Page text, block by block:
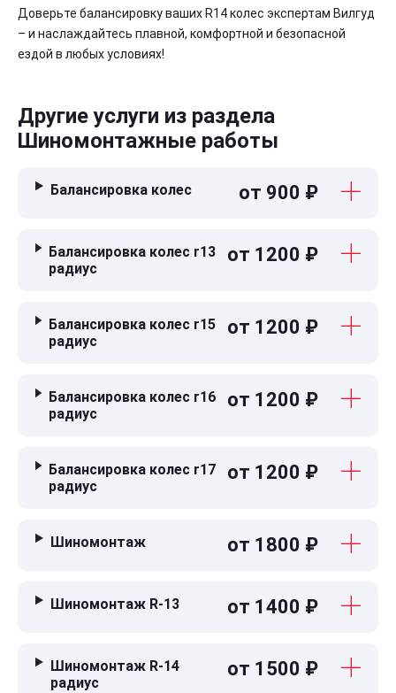
Доверьте балансировку ваших R14 колес экспертам Вилгуд
– и наслаждайтесь плавной, комфортной и безопасной
ездой в любых условиях!
Другие услуги из раздела
Шиномонтажные работы
Балансировка колес от 900 ₽
Балансировка колес r13
радиус
от 1200 ₽
Балансировка колес r15
радиус
от 1200 ₽
Балансировка колес r16
радиус
от 1200 ₽
Балансировка колес r17
радиус
от 1200 ₽
Шиномонтаж от 1800 ₽
Шиномонтаж R-13 от 1400 ₽
Шиномонтаж R-14
радиус
от 1500 ₽